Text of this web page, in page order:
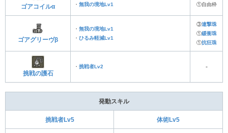
ゴアコイルα
・ 無我の境地Lv1
①自由枠
ゴアグリーヴβ
・ 無我の境地Lv1
・ ひるみ軽減Lv1
③連撃珠
①緩衝珠
①抗狂珠
挑戦の護石
・ 挑戦者Lv2 ‐
発動スキル
挑戦者Lv5 体術Lv5